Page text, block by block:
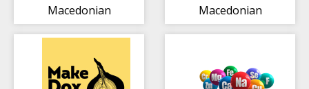
Macedonian
Macedonian